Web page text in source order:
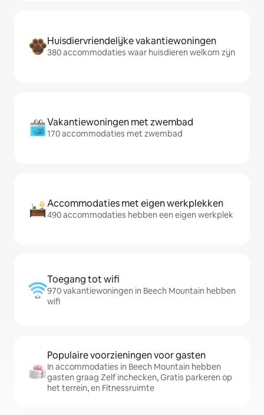
Huisdiervriendelijke vakantiewoningen
380 accommodaties waar huisdieren welkom zijn
Vakantiewoningen met zwembad
170 accommodaties met zwembad
Accommodaties met eigen werkplekken
490 accommodaties hebben een eigen werkplek
Toegang tot wifi
970 vakantiewoningen in Beech Mountain hebben
wifi
Populaire voorzieningen voor gasten
In accommodaties in Beech Mountain hebben
gasten graag Zelf inchecken, Gratis parkeren op
het terrein, en Fitnessruimte